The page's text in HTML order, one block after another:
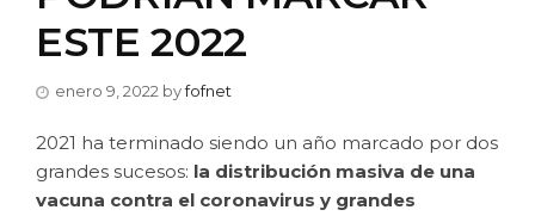
ESTE 2022
enero 9, 2022 byfofnet
2021 ha terminado siendo un año marcado por dos
grandes sucesos: la distribución masiva de una
vacuna contra el coronavirus y grandes